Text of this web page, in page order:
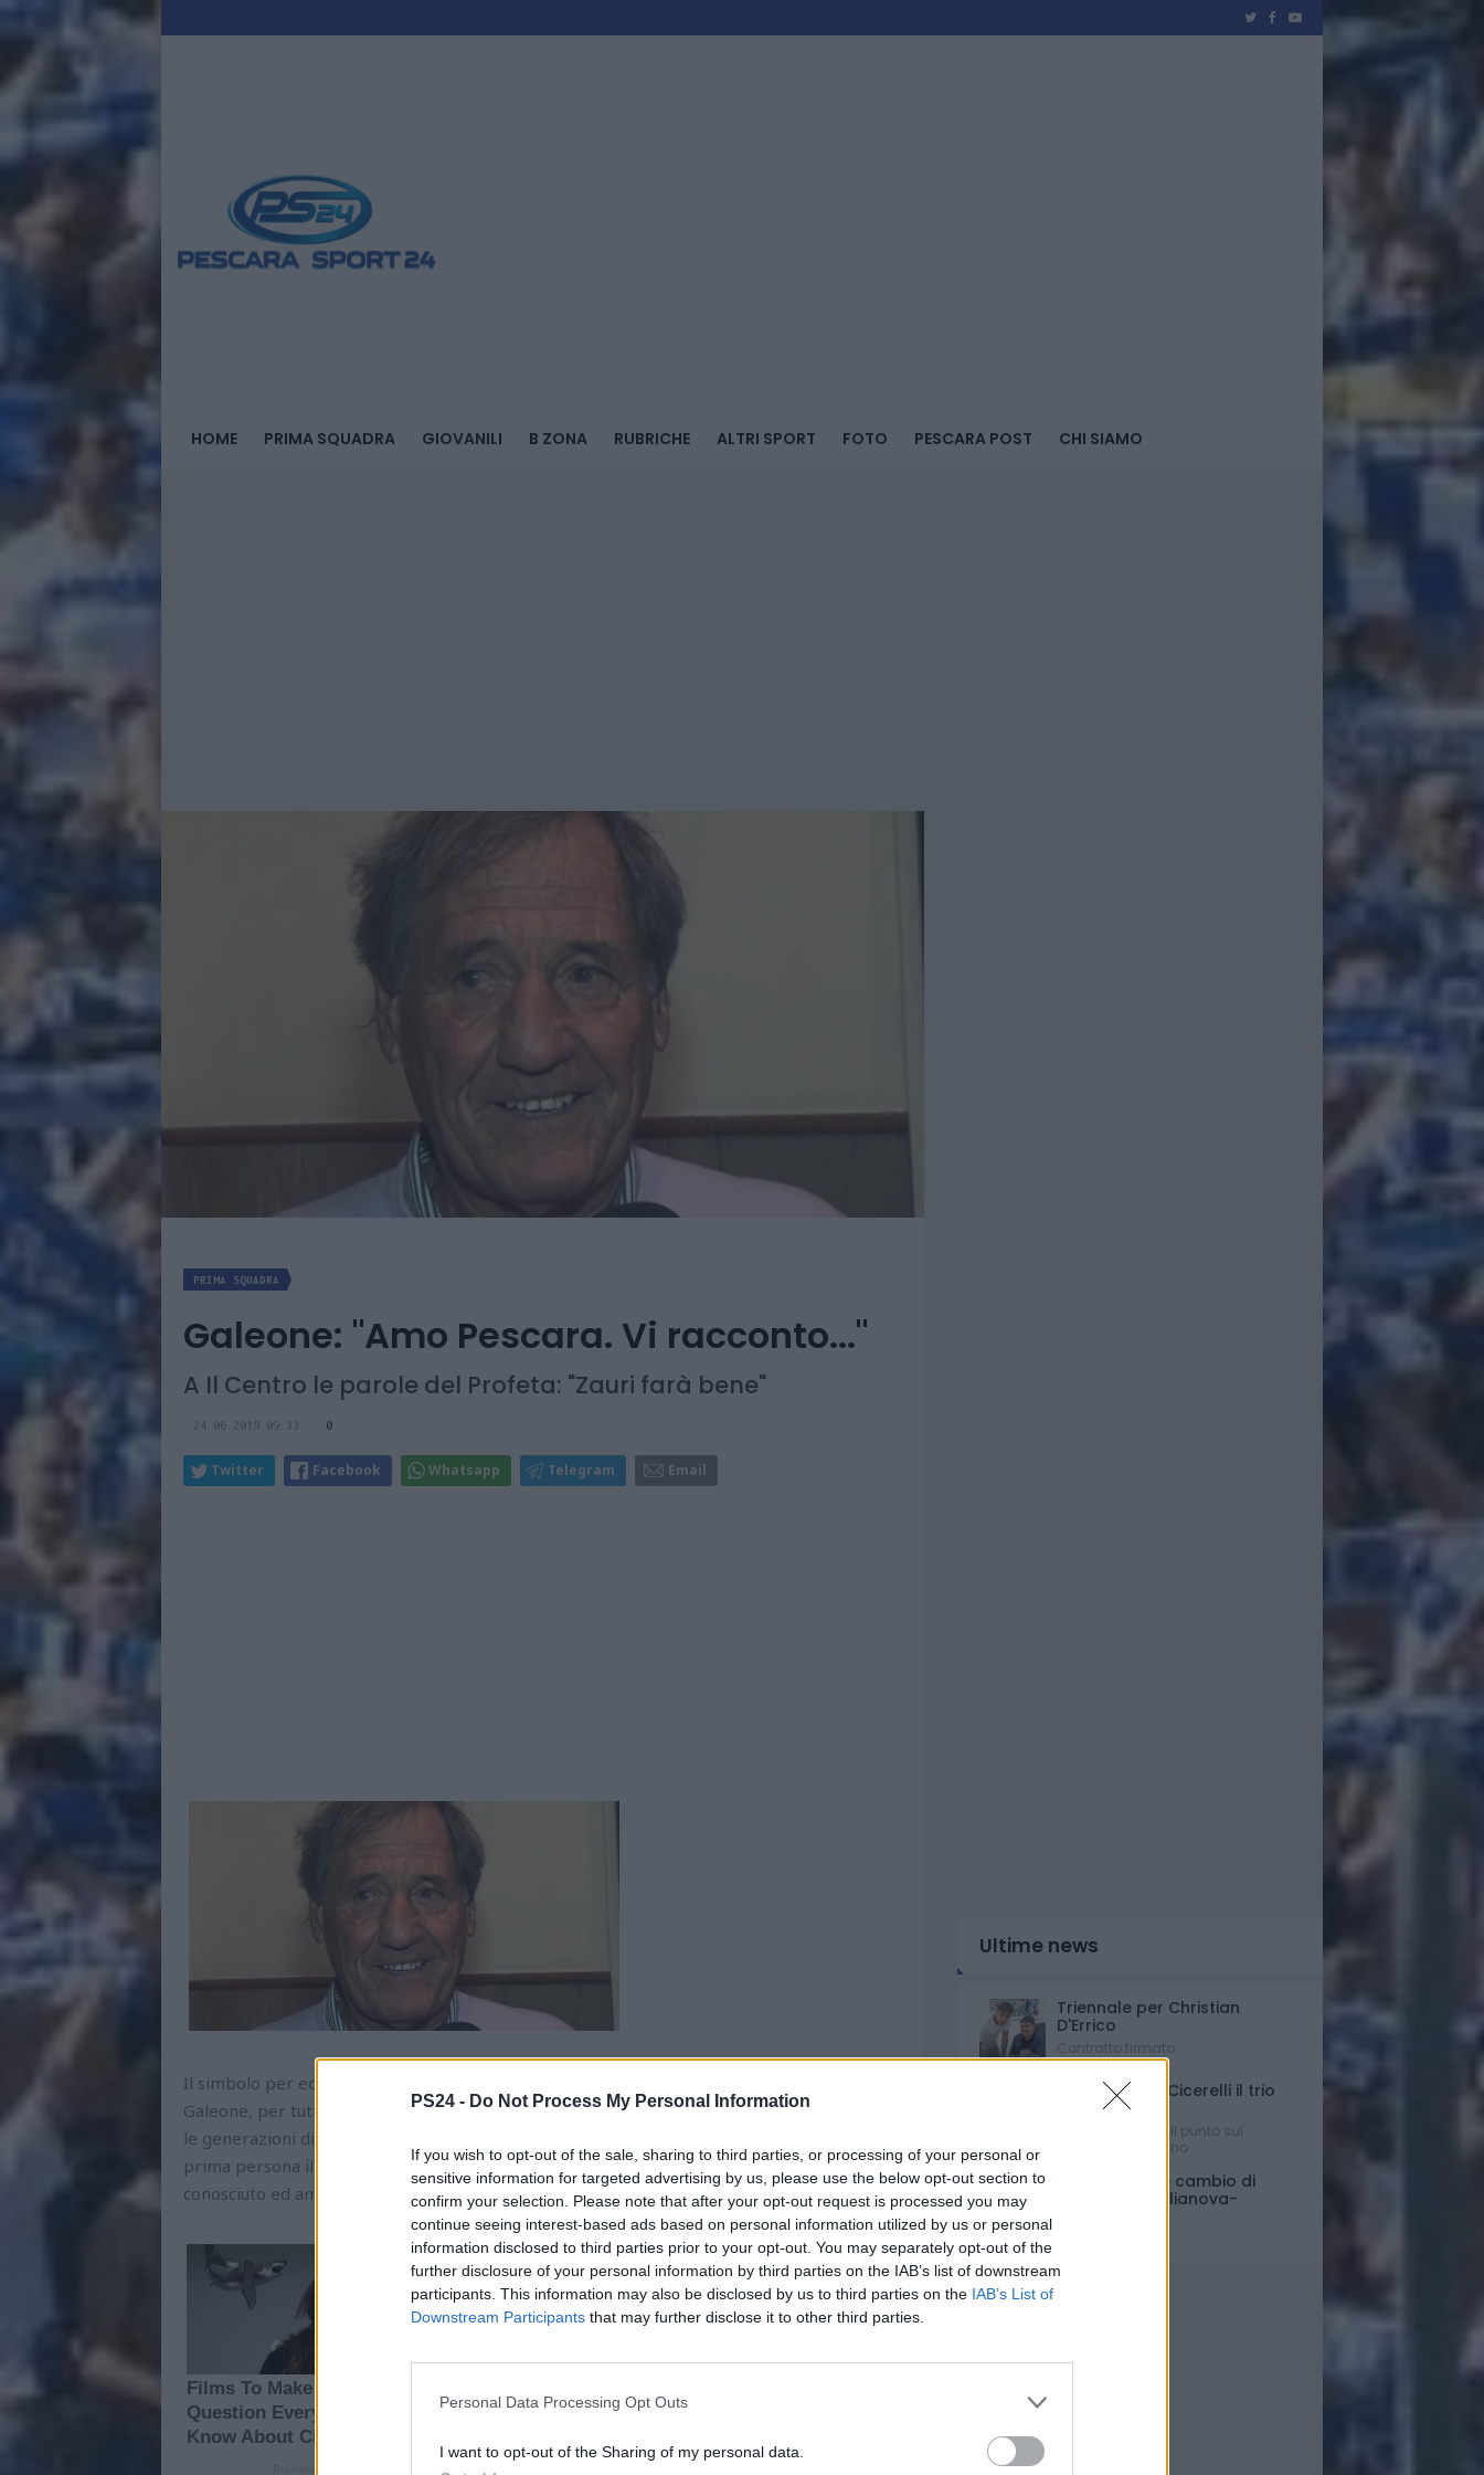
PS24 - Do Not Process My Personal Information
If you wish to opt-out of the sale, sharing to third parties, or processing of your personal or
sensitive information for targeted advertising by us, please use the below opt-out section to
confirm your selection. Please note that after your opt-out request is processed you may
continue seeing interest-based ads based on personal information utilized by us or personal
information disclosed to third parties prior to your opt-out. You may separately opt-out of the
further disclosure of your personal information by third parties on the IAB’s list of downstream
participants. This information may also be disclosed by us to third parties on the IAB’s List of
Downstream Participants that may further disclose it to other third parties.
Personal Data Processing Opt Outs
I want to opt-out of the Sharing of my personal data.
HOME PRIMA SQUADRA GIOVANILI B ZONA RUBRICHE ALTRI SPORT FOTO PESCARA POST CHI SIAMO
PRIMA SQUADRA
Galeone: "Amo Pescara. Vi racconto..."
A Il Centro le parole del Profeta: "Zauri farà bene"
24.06.2019 09:33 0
Twitter Facebook Whatsapp Telegram Email
Il simbolo per eccellenza di una Pescara godereccia e di un Delfino vincente: Giovanni
Galeone, per tutti "Il Profeta" o "Il Messia", è un uomo che attraversa trasversalmente tutte
le generazioni di tifosi. Ed è un indolo anche per i più giovani, che non hanno vissuto in
prima persona il suo Delfino ma che, tramite i racconti dei padri o dei nonni, hanno
conosciuto ed amato un Pescara che ha fatto storia.
Ultime news
Triennale per Christian
D'Errico
Contratto firmato
Russo-Parigi-Cicerelli il trio
per Buscè?
Ipotesi e rumors: il punto sul
mercato del Delfino
Porte chiuse e cambio di
orario per Giulianova-